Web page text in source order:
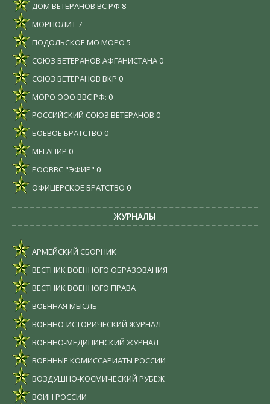
ДОМ ВЕТЕРАНОВ ВС РФ 8
МОРПОЛИТ7
ПОДОЛЬСКОЕ МО МОРО 5
СОЮЗ ВЕТЕРАНОВ АФГАНИСТАНА 0
СОЮЗ ВЕТЕРАНОВ ВКР 0
МОРО ООО ВВС РФ: 0
РОССИЙСКИЙ СОЮЗ ВЕТЕРАНОВ 0
БОЕВОЕ БРАТСТВО 0
МЕГАПИР 0
РООВВС "ЭФИР" 0
ОФИЦЕРСКОЕ БРАТСТВО 0
ЖУРНАЛЫ
АРМЕЙСКИЙ СБОРНИК
ВЕСТНИК ВОЕННОГО ОБРАЗОВАНИЯ
ВЕСТНИК ВОЕННОГО ПРАВА
ВОЕННАЯ МЫСЛЬ
ВОЕННО-ИСТОРИЧЕСКИЙ ЖУРНАЛ
ВОЕННО-МЕДИЦИНСКИЙ ЖУРНАЛ
ВОЕННЫЕ КОМИССАРИАТЫ РОССИИ
ВОЗДУШНО-КОСМИЧЕСКИЙ РУБЕЖ
ВОИН РОССИИ